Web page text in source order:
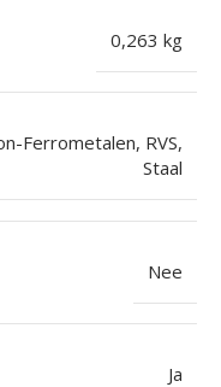
Betonschroeven
0,263 kg
Ferrometalen, RVS,
Staal
Nee
Ja